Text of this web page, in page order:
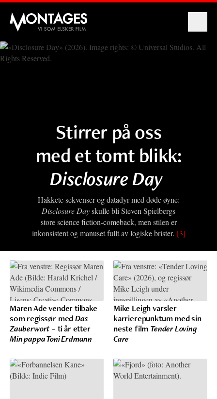
Montages
Stirrer på oss
med et tomt blikk:
Disclosure Day
Hakkete sekvenser og datadyr med døde øyne:
Disclosure Dayskulle bli Steven Spielbergs
store science fiction-comeback, men stilen er
inkonsistent og manuset fullt av logiske brister. [3]
Maren Ade vender tilbake
som regissør medDas
Zauberwort– ti år etter
Min pappa Toni Erdmann
Mike Leigh varsler
karrierepunktum med sin
neste film Tender Loving
Care